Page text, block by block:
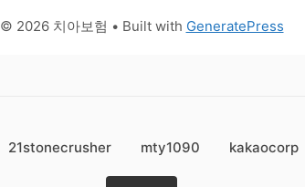
© 2026 치아보험 • Built with GeneratePress
21stonecrusher mty1090 kakaocorp